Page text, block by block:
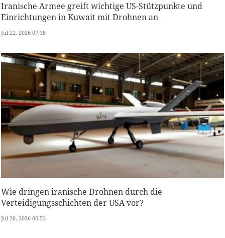
Iranische Armee greift wichtige US-Stützpunkte und
Einrichtungen in Kuwait mit Drohnen an
Jul 22, 2026 07:38
Wie dringen iranische Drohnen durch die
Verteidigungsschichten der USA vor?
Jul 20, 2026 06:53